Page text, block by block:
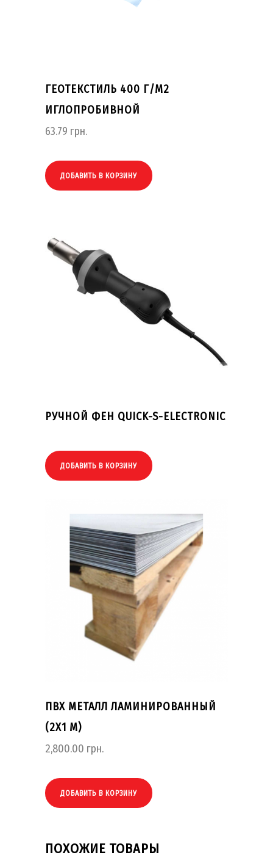
ГЕОТЕКСТИЛЬ 400 Г/М2
ИГЛОПРОБИВНОЙ
63.79 грн.
ДОБАВИТЬ В КОРЗИНУ
РУЧНОЙ ФЕН QUICK-S-ELECTRONIC
ДОБАВИТЬ В КОРЗИНУ
ПВХ МЕТАЛЛ ЛАМИНИРОВАННЫЙ
(2Х1 М)
2,800.00 грн.
ДОБАВИТЬ В КОРЗИНУ
ПОХОЖИЕ ТОВАРЫ